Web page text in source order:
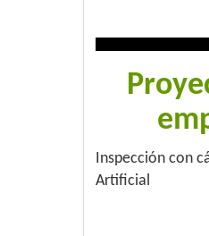
Inspección con
Artificial